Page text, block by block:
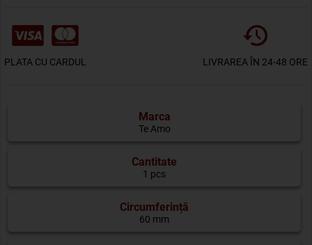
PLATA CU CARDUL LIVRAREA ÎN 24-48 ORE
Marca
Te Amo
Cantitate
1 pcs
Circumferință
60 mm